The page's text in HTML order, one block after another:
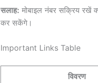
सलाह: मोबाइल नंबर सक्रिय रखें
कर सकेंगे।
Important Links Table
विवरण